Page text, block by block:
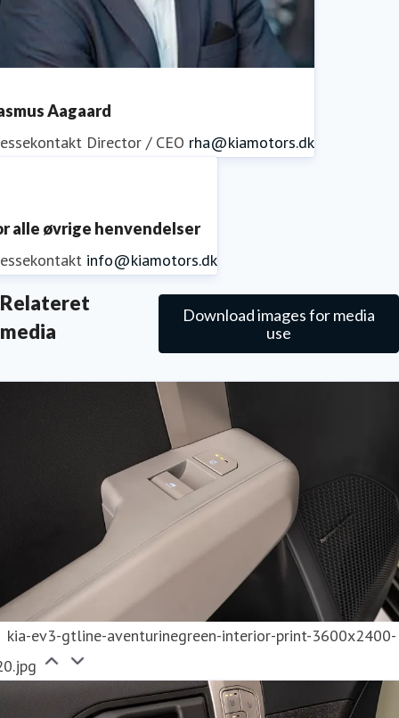
Aagaard
Director / CEO rha@kiamotors.dk
alle øvrige henvendelser
info@kiamotors.dk
Relateret
media
Download images for media
use
kia-ev3-gtline-aventurinegreen-interior-print-3600x2400-